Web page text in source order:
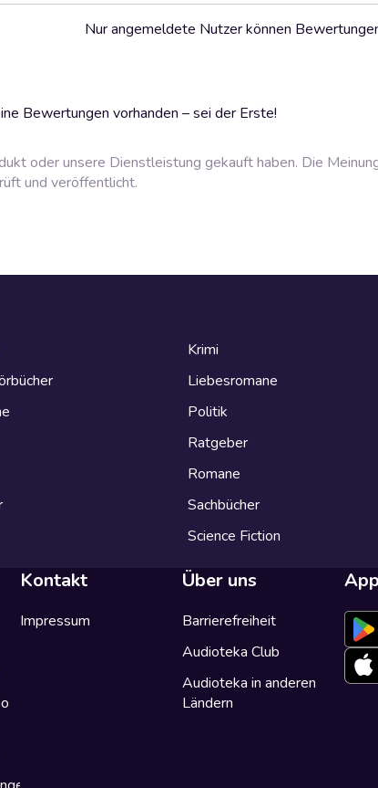
Bewertungen vorhanden – sei der Erste!
Nur angemeldete Nutzer können
oder unsere Dienstleistung gekauft haben. Die
und veröffentlicht.
Krimi
Liebesromane
Politik
Ratgeber
Romane
Sachbücher
Science Fiction
Kontakt
Impressum
Über uns
Barrierefreiheit
Audioteka Club
Audioteka in anderen
Ländern